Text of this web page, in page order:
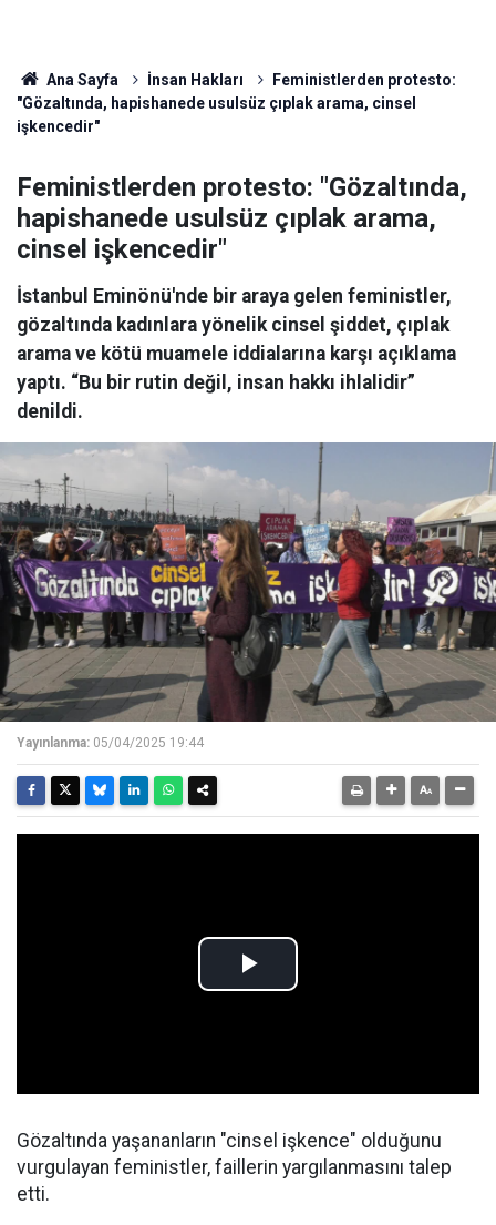
Ana Sayfa İnsan Hakları
Feministlerden protesto:
"Gözaltında, hapishanede usulsüz çıplak arama, cinsel
işkencedir"
Feministlerden protesto: "Gözaltında,
hapishanede usulsüz çıplak arama,
cinsel işkencedir"
İstanbul Eminönü'nde bir araya gelen feministler,
gözaltında kadınlara yönelik cinsel şiddet, çıplak
arama ve kötü muamele iddialarına karşı açıklama
yaptı. “Bu bir rutin değil, insan hakkı ihlalidir”
denildi.
Yayınlanma: 05/04/2025 19:44
Gözaltında yaşananların "cinsel işkence" olduğunu
vurgulayan feministler, faillerin yargılanmasını talep
etti.